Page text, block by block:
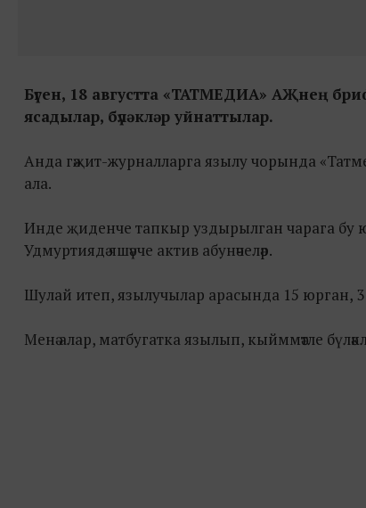
Бүген, 18 августта «ТАТМЕДИА» АҖнең
ясадылар, бүләкләр уйнаттылар.
Анда гәҗит-журналларга язылу чорында
ала.
Инде җиденче тапкыр уздырылган чарага бу
Удмуртиядә яшәүче актив абунәчеләр.
Шулай итеп, язылучылар арасында 15 юрган,
Менә алар, матбугатка язылып, кыйммәтле